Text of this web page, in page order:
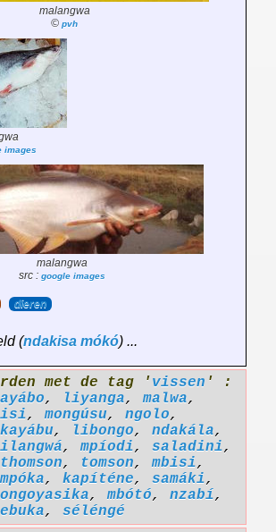
malangwa
© pvh
images
malangwa
src : google images
dieren
(ndakisa mókó) ...
met de tag ' vissen ' :
, liyanga,malwa,
,mongúsu, ngolo,
, libongo, ndakála,
,mpíodi, saladini,
thomson, tomson,mbisi,
mpóka, kapíténe, samáki,
,mbótó, nzabí,
, séléngé